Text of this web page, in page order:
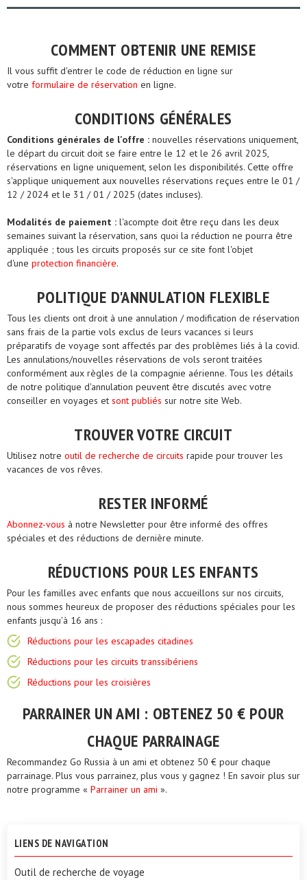
COMMENT OBTENIR UNE REMISE
Il vous suffit d'entrer le code de réduction en ligne sur
votre formulaire de réservation en ligne.
CONDITIONS GÉNÉRALES
Conditions générales de l'offre : nouvelles réservations uniquement,
le départ du circuit doit se faire entre le 12 et le 26 avril 2025,
réservations en ligne uniquement, selon les disponibilités. Cette offre
s'applique uniquement aux nouvelles réservations reçues entre le 01 /
12 / 2024 et le 31 / 01 / 2025 (dates incluses).
Modalités de paiement : l'acompte doit être reçu dans les deux
semaines suivant la réservation, sans quoi la réduction ne pourra être
appliquée ; tous les circuits proposés sur ce site font l'objet
d'une protection financière.
POLITIQUE D'ANNULATION FLEXIBLE
Tous les clients ont droit à une annulation / modification de réservation
sans frais de la partie vols exclus de leurs vacances si leurs
préparatifs de voyage sont affectés par des problèmes liés à la covid.
Les annulations/nouvelles réservations de vols seront traitées
conformément aux règles de la compagnie aérienne. Tous les détails
de notre politique d'annulation peuvent être discutés avec votre
conseiller en voyages et sont publiés sur notre site Web.
TROUVER VOTRE CIRCUIT
Utilisez notre outil de recherche de circuits rapide pour trouver les
vacances de vos rêves.
RESTER INFORMÉ
Abonnez-vous à notre Newsletter pour être informé des offres
spéciales et des réductions de dernière minute.
RÉDUCTIONS POUR LES ENFANTS
Pour les familles avec enfants que nous accueillons sur nos circuits,
nous sommes heureux de proposer des réductions spéciales pour les
enfants jusqu'à 16 ans :
Réductions pour les escapades citadines
Réductions pour les circuits transsibériens
Réductions pour les croisières
PARRAINER UN AMI : OBTENEZ 50 € POUR
CHAQUE PARRAINAGE
Recommandez Go Russia à un ami et obtenez 50 € pour chaque
parrainage. Plus vous parrainez, plus vous y gagnez ! En savoir plus sur
notre programme « Parrainer un ami ».
LIENS DE NAVIGATION
Outil de recherche de voyage